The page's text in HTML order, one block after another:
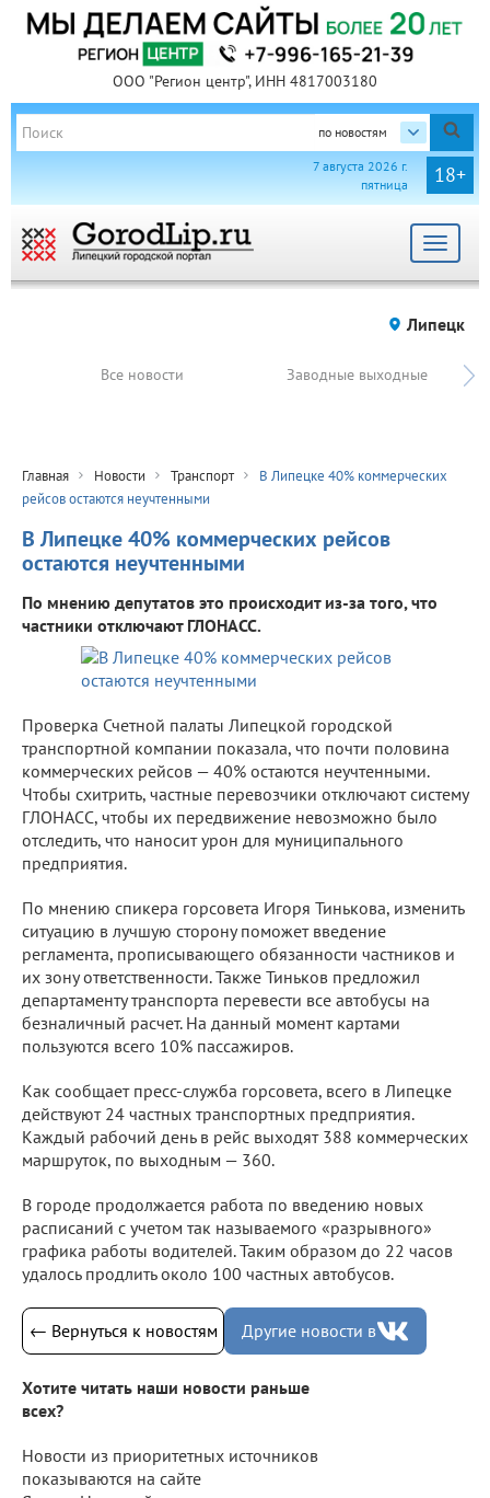
ООО "Регион центр", ИНН 4817003180
по новостям
18+
7 августа 2026 г.
пятница
Toggle
Липецк
Все новости Заводные выходные
Главная Новости Транспорт
В Липецке 40% коммерческих
рейсов остаются неучтенными
В Липецке 40% коммерческих рейсов
остаются неучтенными
По мнению депутатов это происходит из-за того, что
частники отключают ГЛОНАСС.
Проверка Счетной палаты Липецкой городской
транспортной компании показала, что почти половина
коммерческих рейсов — 40% остаются неучтенными.
Чтобы схитрить, частные перевозчики отключают систему
ГЛОНАСС, чтобы их передвижение невозможно было
отследить, что наносит урон для муниципального
предприятия.
По мнению спикера горсовета Игоря Тинькова, изменить
ситуацию в лучшую сторону поможет введение
регламента, прописывающего обязанности частников и
их зону ответственности. Также Тиньков предложил
департаменту транспорта перевести все автобусы на
безналичный расчет. На данный момент картами
пользуются всего 10% пассажиров.
Как сообщает пресс-служба горсовета, всего в Липецке
действуют 24 частных транспортных предприятия.
Каждый рабочий день в рейс выходят 388 коммерческих
маршруток, по выходным — 360.
В городе продолжается работа по введению новых
расписаний с учетом так называемого «разрывного»
графика работы водителей. Таким образом до 22 часов
удалось продлить около 100 частных автобусов.
← Вернуться к новостям Другие новости в
Хотите читать наши новости раньше
всех?
Новости из приоритетных источников
показываются на сайте